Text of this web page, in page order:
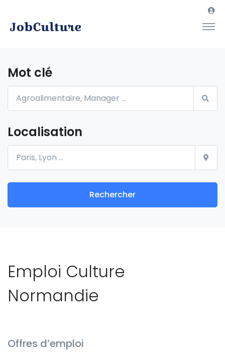
Mot clé
Localisation
Rechercher
Emploi Culture
Normandie
Offres d’emploi